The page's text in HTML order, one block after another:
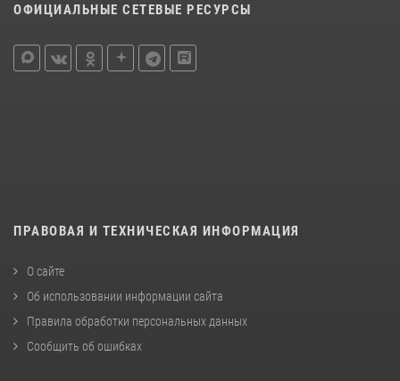
ОФИЦИАЛЬНЫЕ СЕТЕВЫЕ РЕСУРСЫ
ПРАВОВАЯ И ТЕХНИЧЕСКАЯ ИНФОРМАЦИЯ
О сайте
Об использовании информации сайта
Правила обработки персональных данных
Сообщить об ошибках